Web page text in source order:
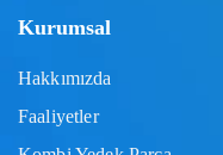
Kurumsal
Hakkımızda
Faaliyetler